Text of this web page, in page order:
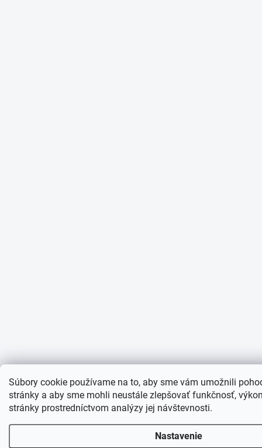
Súbory cookie používame na to, aby sme vám umožnili
stránky a aby sme mohli neustále zlepšovať funkčnosť,
stránky prostredníctvom analýzy jej návštevnosti.
Nastavenie